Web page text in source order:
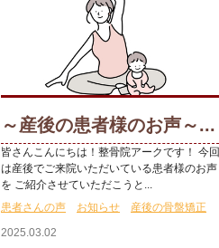
～産後の患者様のお声～...
皆さんこんにちは！整骨院アークです！ 今回
は産後でご来院いただいている患者様のお声
を ご紹介させていただこうと...
患者さんの声
お知らせ
産後の骨盤矯正
2025.03.02